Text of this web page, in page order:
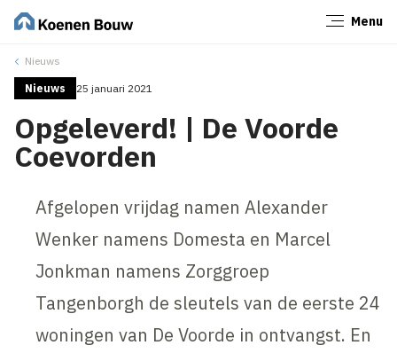
Menu
Nieuws
Nieuws 25 januari 2021
Opgeleverd! | De Voorde
Coevorden
Afgelopen vrijdag namen Alexander
Wenker namens Domesta en Marcel
Jonkman namens Zorggroep
Tangenborgh de sleutels van de eerste 24
woningen van De Voorde in ontvangst. En
Sluiten